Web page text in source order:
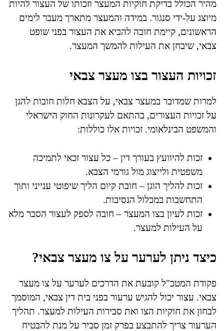
מהיר הכולל בדיקת חוקיות המעצר וזכותו של העצור להיות
מיוצג על-ידי סנגור. במידה והמעצר מתארך מעבר לימים
הראשונים, קיימת חובה להביא את העצור בפני שופט
צבאי, שיבחן את העילות להמשך המעצר.
זכויות העצור בצו מעצר צבאי
למרות שמדובר במעצר צבאי, על הצבא חלות חובות להגן
על זכויות העצורים, בהתאם לעקרונות החוק הישראלי
והמשפט הבינלאומי. זכויות אלו כוללות:
זכות להיוועץ בעורך דין – כל עצור זכאי לתמיכה
משפטית ולייצוג מול גורמי הצבא.
זכות להליך הוגן – חובת קיום הליך שיפוטי ענייני ותוך
התחשבות במכלול הנסיבות.
זכות לעיון בצו המעצר – חובה לספק לעצור הסבר מלא
על העילות למעצר.
כיצד ניתן לערער על צו מעצר צבאי?
פקודת המטכ"ל קובעת את הדרכים לערער על צו מעצר
צבאי. עצור יכול להגיש ערעור בפני בית דין צבאי, המוסמך
לבחון את חוקיות הצו ואת סבירות העילות למעצר. תהליך
הערעור צריך להתבצע בפרק זמן סביר על מנת להבטיח